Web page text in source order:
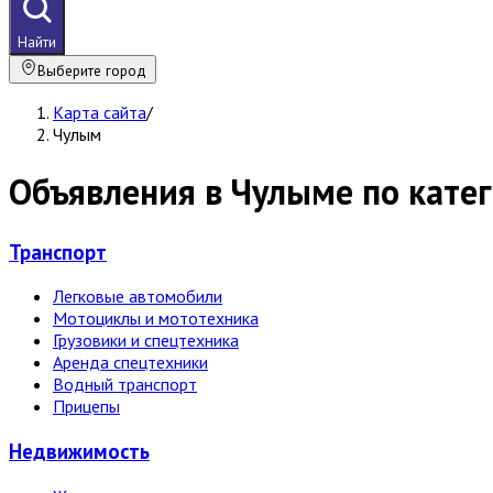
Найти
Выберите город
Карта сайта/
Чулым
Объявления в Чулыме по
Транспорт
Легковые автомобили
Мотоциклы и мототехника
Грузовики и спецтехника
Аренда спецтехники
Водный транспорт
Прицепы
Недвижи­мость